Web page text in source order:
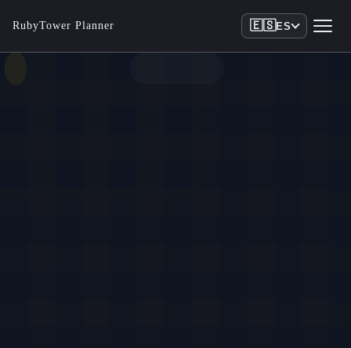
RubyTower Planner 🇪🇸ES